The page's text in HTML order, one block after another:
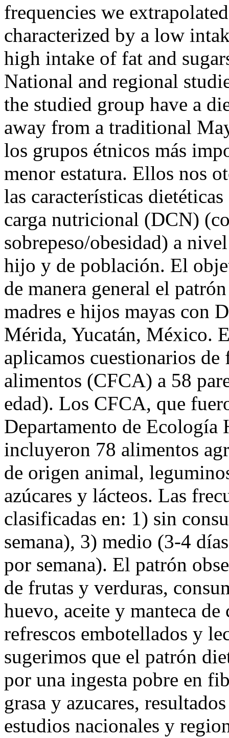
frequencies we
characterized by a low
high intake of fat and
National and regional
the studied group have a
away from a traditional
los grupos étnicos más
menor estatura. Ellos nos
las características
carga nutricional (DCN)
sobrepeso/obesidad) a
hijo y de población. El
de manera general el
madres e hijos mayas con
Mérida, Yucatán, México.
aplicamos cuestionarios de
alimentos (CFCA) a 58
edad). Los CFCA, que
Departamento de Ecología
incluyeron 78 alimentos
de origen animal,
azúcares y lácteos. Las
clasificadas en: 1) sin
semana), 3) medio (3-4
por semana). El patrón
de frutas y verduras,
huevo, aceite y manteca
refrescos embotellados y
sugerimos que el patrón
por una ingesta pobre en
grasa y azucares,
estudios nacionales y